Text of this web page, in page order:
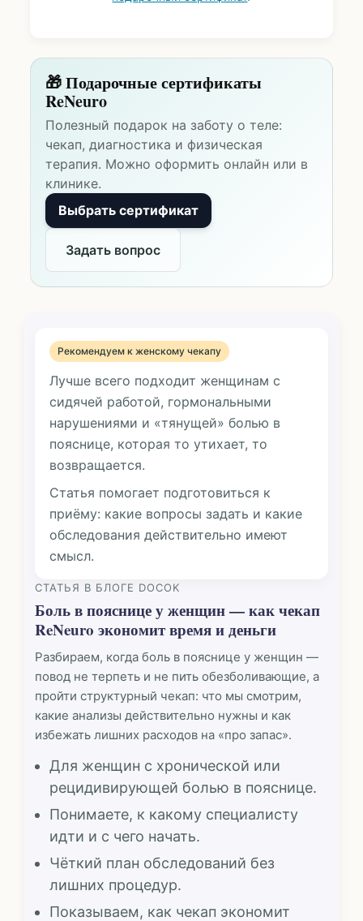
🎁 Подарочные сертификаты
ReNeuro
Полезный подарок на заботу о теле:
чекап, диагностика и физическая
терапия. Можно оформить онлайн или в
клинике.
Выбрать сертификат
Задать вопрос
СТАТЬЯ В БЛОГЕ DOCOK
Боль в пояснице у женщин — как чекап
ReNeuro экономит время и деньги
Разбираем, когда боль в пояснице у женщин —
повод не терпеть и не пить обезболивающие, а
пройти структурный чекап: что мы смотрим,
какие анализы действительно нужны и как
избежать лишних расходов на «про запас».
Для женщин с хронической или
рецидивирующей болью в пояснице.
Понимаете, к какому специалисту
идти и с чего начать.
Чёткий план обследований без
лишних процедур.
Показываем, как чекап экономит
Рекомендуем к женскому чекапу
Лучше всего подходит женщинам с
сидячей работой, гормональными
нарушениями и «тянущей» болью в
пояснице, которая то утихает, то
возвращается.
Статья помогает подготовиться к
приёму: какие вопросы задать и какие
обследования действительно имеют
смысл.